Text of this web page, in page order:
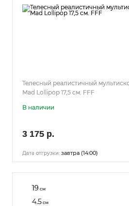
Телесный реалистичный
Mad Lollipop 17,5 см. FFF
В наличии
3 175 р.
Дата отгрузки: завтра (14:00)
19 см
4.5см